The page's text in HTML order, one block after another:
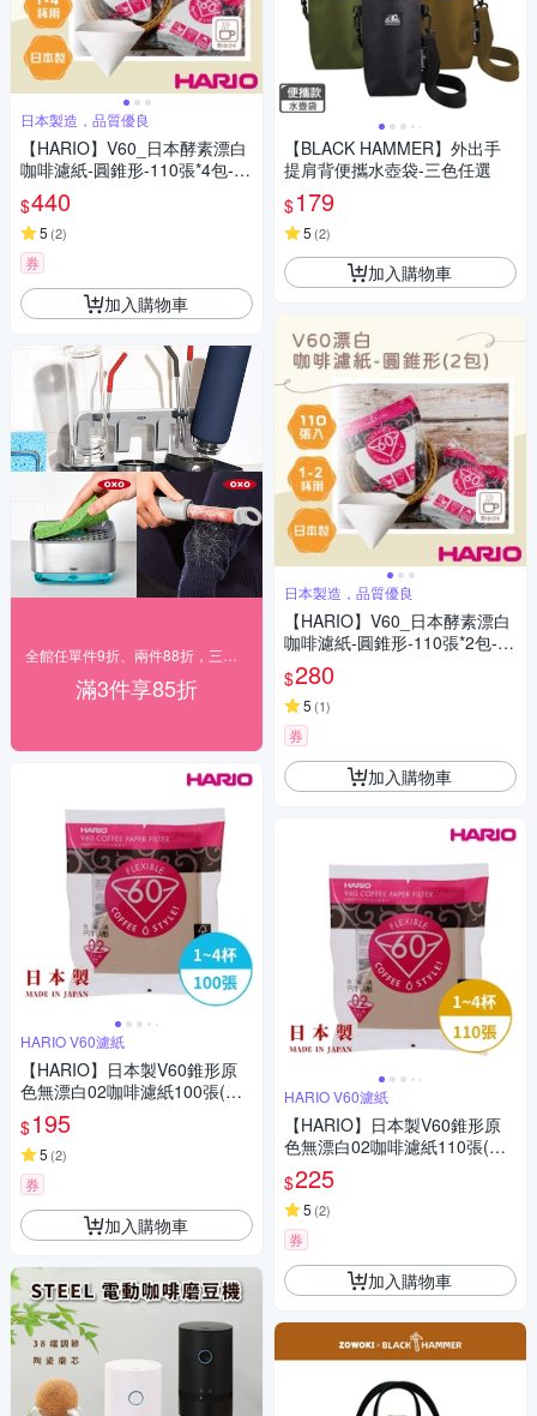
日本製造，品質優良
【HARIO】V60_日本酵素漂白
咖啡濾紙-圓錐形-110張*4包-1~
4杯用-日本製(VCF-02-110W*
4)
$440
5 (2)
券
加入購物車
滿3件享85折
HARIO V60濾紙
【HARIO】日本製V60錐形原
色無漂白02咖啡濾紙100張(適
用V形濾杯)
$195
5 (2)
券
加入購物車
【BLACK HAMMER】外出手
提肩背便攜水壺袋-三色任選
$179
5 (2)
加入購物車
日本製造，品質優良
【HARIO】V60_日本酵素漂白
咖啡濾紙-圓錐形-110張*2包-1~
2杯用-日本製(VCF-01-110W*
2)
$280
5 (1)
券
加入購物車
HARIO V60濾紙
【HARIO】日本製V60錐形原
色無漂白02咖啡濾紙110張(適
用V形濾杯)
$225
5 (2)
券
加入購物車